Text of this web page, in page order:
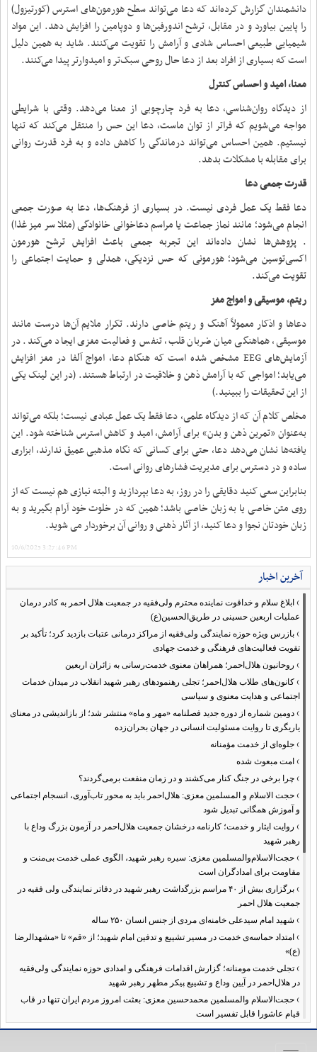
دانشمندان گزارش کرده‌اند که دعا می‌تواند سطح هورمون‌های استرس (کورتیزول)
را پایین بیاورد و در مقابل، ترشح اندورفین‌ها و دوپامین را افزایش دهد. این مواد
شیمیایی طبیعی احساس شادی و آرامش را تقویت می‌کنند. شاید به همین دلیل
است که بسیاری از افراد بعد از دعا حال روحی سبک‌تر و امیدوارتر پیدا می‌کنند.
معنا، امید و احساس کنترل
از دیدگاه روان‌شناسی، دعا به فرد چارچوبی از معنا می‌دهد. وقتی با شرایطی
مواجه می‌شویم که فراتر از توان ماست، دعا این حس را منتقل می‌کند که تنها
نیستیم. همین احساس می‌تواند درماندگی را کاهش داده و به فرد قدرت روانی
برای مقابله با مشکلات بدهد.
قدرت جمعی دعا
دعا فقط یک عمل فردی نیست. در بسیاری از فرهنگ‌ها، دعا به صورت جمعی
انجام می‌شود؛ مانند نماز جماعت یا مراسم دعاخوانی خانوادگی (مثلا سر میز غذا)
. پژوهش‌ها نشان داده‌اند این تجربه جمعی باعث افزایش ترشح هورمون
اکسی‌توسین می‌شود؛ هورمونی که حس نزدیکی، همدلی و حمایت اجتماعی را
تقویت می‌کند.
ریتم، موسیقی و امواج مغز
دعاها و اذکار معمولاً آهنگ و ریتم خاصی دارند. تکرار ملایم آن‌ها درست مانند
موسیقی، هماهنگی میان ضربان قلب، تنفس و فعالیت مغزی ایجاد می‌کند. در
آزمایش‌های EEG مشخص شده است که هنگام دعا، امواج آلفا در مغز افزایش
می‌یابد؛ امواجی که با آرامش ذهن و خلاقیت در ارتباط هستند. (در این لینک یکی
از این تحقیقات را ببینید.)
مخلص کلام آن که از دیدگاه علمی، دعا فقط یک عمل عبادی نیست؛ بلکه می‌تواند
به‌عنوان «تمرین ذهن و بدن» برای آرامش، امید و کاهش استرس شناخته شود. این
یافته‌ها نشان می‌دهد دعا، حتی برای کسانی که نگاه مذهبی عمیق ندارند، ابزاری
ساده و در دسترس برای مدیریت فشارهای روانی است.
بنابراین سعی کنید دقایقی را در روز، به دعا بپردازید و البته نیازی هم نیست که از
روی متن خاصی یا به زبان خاصی باشد؛ همین که در خلوت خود آرام بگیرید و به
زبان خودتان نجوا و دعا کنید، از آثار ذهنی و روانی آن برخوردار می شوید.
10/6/2025 3:27:46 PM
آخرین اخبار
› ابلاغ سلام و خداقوت نماینده محترم ولی‌فقیه در جمعیت هلال احمر به کادر درمان
عملیات اربعین حسینی در طریق‌الحسین(ع)
› بازرس ویژه حوزه نمایندگی ولی‌فقیه از مراکز درمانی عتبات بازدید کرد؛ تأکید بر
تقویت فعالیت‌های فرهنگی و خدمت جهادی
› روحانیون هلال‌احمر؛ همراهان معنوی خدمت‌رسانی به زائران اربعین
› کانون‌های طلاب هلال‌احمر؛ تجلی رهنمودهای رهبر شهید انقلاب در میدان خدمات
اجتماعی و هدایت معنوی و سیاسی
› دومین شماره از دوره جدید فصلنامه «مهر و ماه» منتشر شد؛ از بازاندیشی در معنای
یاریگری تا روایت مسئولیت انسانی در جهان بحران‌زده
› جلوه‌ای از خدمت مؤمنانه
› امت مبعوث شده
› چرا برخی در جنگ کنار می‌کشند و در زمان منفعت برمی‌گردند؟
› حجت الاسلام و المسلمین معزی: هلال‌احمر باید به محور تاب‌آوری، انسجام اجتماعی
و آموزش همگانی تبدیل شود
› روایت ایثار و خدمت؛ کارنامه درخشان جمعیت هلال‌احمر در آزمون بزرگ وداع با
رهبر شهید
› حجت‌الاسلام‌والمسلمین معزی: سیره رهبر شهید، الگوی عملی خدمت بی‌منت و
مقاومت برای امدادگران است
›
برگزاری بیش از ۴۰ مراسم بزرگداشت رهبر شهید در دفاتر نمایندگی ولی فقیه در
جمعیت هلال احمر
› شهید امام سیدعلی خامنه‌ای مردی از جنس انسان ۲۵۰ ساله
› امتداد حماسه‌ی خدمت در مسیر تشییع و تدفین امام شهید؛ از «قم» تا «مشهدالرضا
(ع)»
› تجلی خدمت مومنانه؛ گزارش اقدامات فرهنگی و امدادی حوزه نمایندگی ولی‌فقیه
در هلال‌احمر در آیین وداع و تشییع پیکر مطهر رهبر شهید
› حجت‌الاسلام والمسلمین محمدحسین معزی: بعثت امروز مردم ایران تنها در قاب
قیام عاشورا قابل تفسیر است
›آمادگی همه‌جانبه معاونت فرهنگی حوزه نمایندگی ولی‌فقیه هلال‌احمر برای